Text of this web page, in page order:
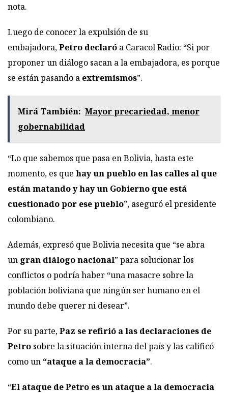
nota.
Luego de conocer la expulsión de su
embajadora,Petro declaró a Caracol Radio: “Si por
proponer un diálogo sacan a la embajadora, es porque
se están pasando a extremismos”.
Mirá También: Mayor precariedad, menor
gobernabilidad
“Lo que sabemos que pasa en Bolivia, hasta este
momento, es que hay un pueblo en las calles al que
están matando y hay un Gobierno que está
cuestionado por ese pueblo”, aseguró el presidente
colombiano.
Además, expresó que Bolivia necesita que “se abra
un gran diálogo nacional” para solucionar los
conflictos o podría haber “una masacre sobre la
población boliviana que ningún ser humano en el
mundo debe querer ni desear”.
Por su parte,Paz se refirió a las declaraciones de
Petro sobre la situación interna del país y las calificó
como un “ataque a la democracia”.
“El ataque de Petro es un ataque a la democracia